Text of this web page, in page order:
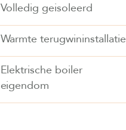
Volledig geisoleerd
Warmte terugwininstallatie
Elektrische boiler
eigendom